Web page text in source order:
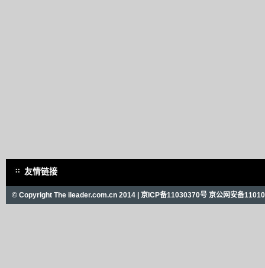
友情链接
© Copyright The ileader.com.cn 2014 | 京ICP备11030370号 京公网安备